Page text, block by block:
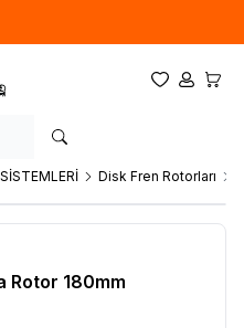
Favorilerim
Hesabım
Disk Fren Rotorları
Rotor 180mm